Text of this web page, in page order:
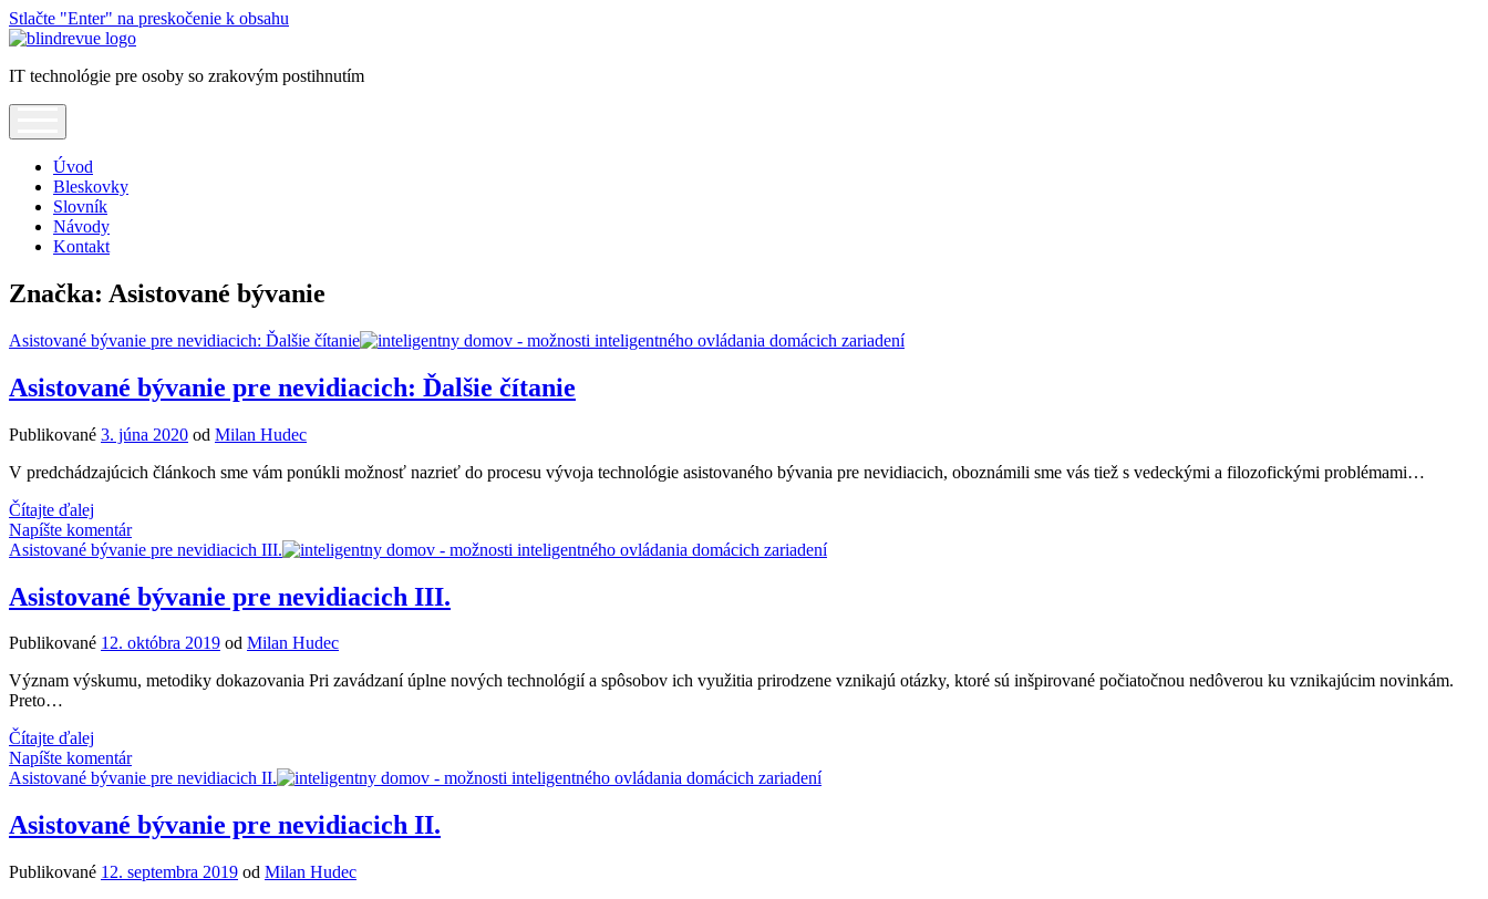
Stlačte "Enter" na preskočenie k obsahu
Blindrevue
IT technológie pre osoby so zrakovým postihnutím
Úvod
Bleskovky
Slovník
Návody
Kontakt
Značka: Asistované bývanie
Asistované bývanie pre nevidiacich: Ďalšie čítanie
Asistované bývanie pre nevidiacich: Ďalšie čítanie
Publikované 3. júna 2020 od Milan Hudec
V predchádzajúcich článkoch sme vám ponúkli možnosť nazrieť do procesu vývoja technológie asistovaného bývania pre nevidiacich, oboznámili sme vás tiež s vedeckými a filozofickými problémami…
Čítajte ďalej
bývanie
pre
Ďalšie
čítanie
Napíšte komentár
Asistované bývanie pre nevidiacich III.
Asistované bývanie pre nevidiacich III.
Publikované 12. októbra 2019 od Milan Hudec
Význam výskumu, metodiky dokazovania Pri zavádzaní úplne nových technológií a spôsobov ich využitia prirodzene vznikajú otázky, ktoré sú inšpirované počiatočnou nedôverou ku vznikajúcim novinkám.
Preto…
Čítajte ďalej
bývanie
pre
III.
Napíšte komentár
Asistované bývanie pre nevidiacich II.
Asistované bývanie pre nevidiacich II.
Publikované 12. septembra 2019 od Milan Hudec